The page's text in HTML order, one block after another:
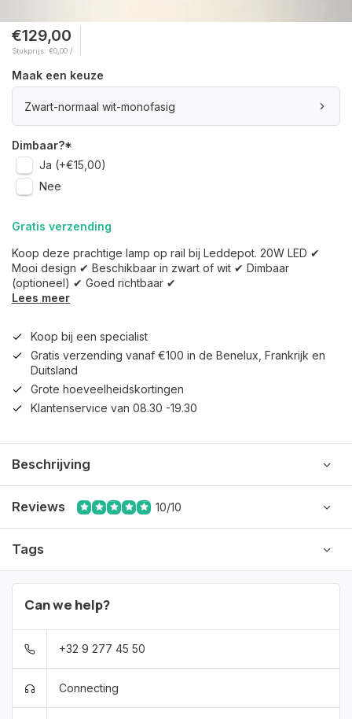
€129,00
Stukprijs: €0,00 /
Maak een keuze
Zwart-normaal wit-monofasig
Dimbaar?*
Ja (+€15,00)
Nee
Gratis verzending
Koop deze prachtige lamp op rail bij Leddepot. 20W LED ✔
Mooi design ✔ Beschikbaar in zwart of wit ✔ Dimbaar
(optioneel) ✔ Goed richtbaar ✔
Lees meer
Koop bij een specialist
Gratis verzending vanaf €100 in de Benelux, Frankrijk en
Duitsland
Grote hoeveelheidskortingen
Klantenservice van 08.30 -19.30
Beschrijving
Reviews 10/10
Tags
Can we help?
+32 9 277 45 50
Connecting